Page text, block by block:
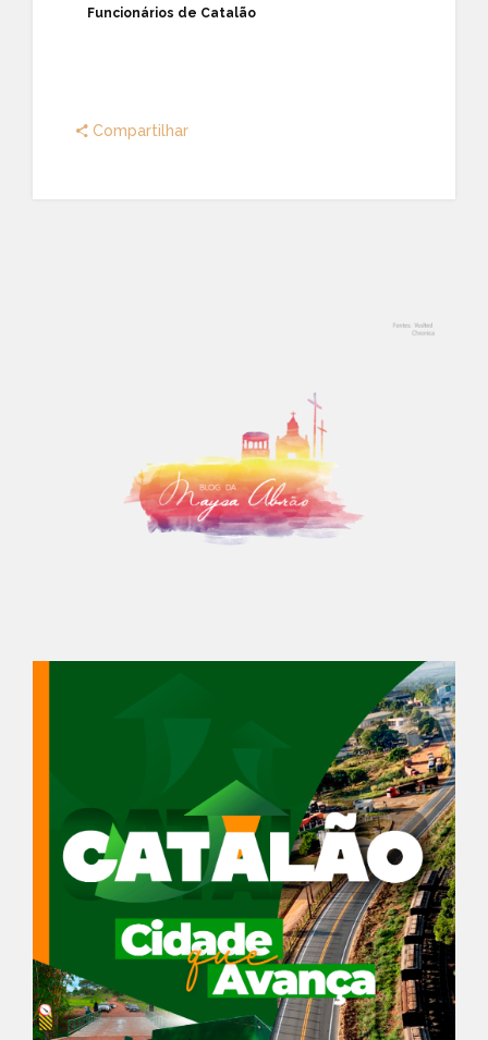
Funcionários de Catalão
Compartilhar